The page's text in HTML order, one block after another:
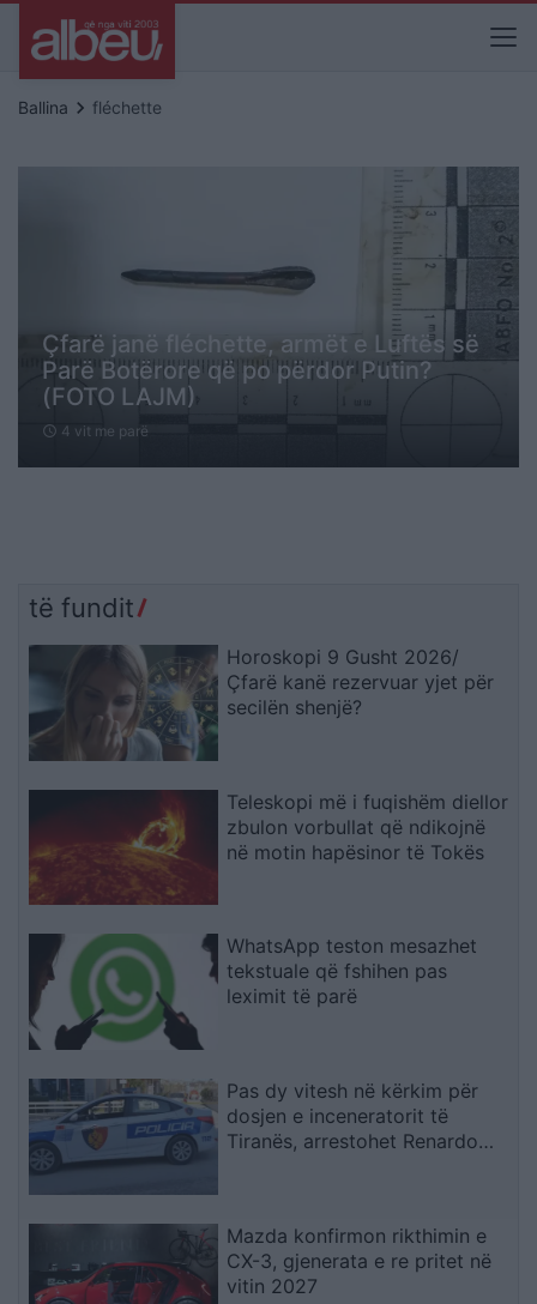
Ballina keyboard_arrow_right fléchette
Çfarë janë fléchette, armët e Luftës së
Parë Botërore që po përdor Putin?
(FOTO LAJM)
schedule 4 vit me parë
të fundit
Horoskopi 9 Gusht 2026/
Çfarë kanë rezervuar yjet për
secilën shenjë?
Teleskopi më i fuqishëm diellor
zbulon vorbullat që ndikojnë
në motin hapësinor të Tokës
WhatsApp teston mesazhet
tekstuale që fshihen pas
leximit të parë
Pas dy vitesh në kërkim për
dosjen e inceneratorit të
Tiranës, arrestohet Renardo
Mazda konfirmon rikthimin e
CX-3, gjenerata e re pritet në
vitin 2027